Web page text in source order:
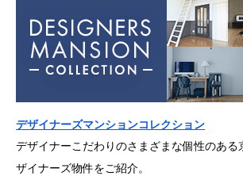
デザイナーズマンションコレクション
デザイナーこだわりのさまざまな個性のある
ザイナーズ物件をご紹介。